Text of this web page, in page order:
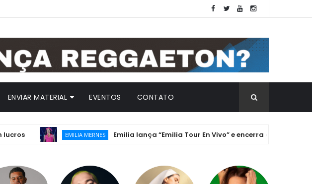
ENVIAR MATERIAL EVENTOS CONTATO
EMILIA MERNES Emilia lança “Emilia Tour En Vivo” e encerra a histórica Era